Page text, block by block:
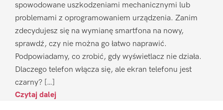
spowodowane uszkodzeniami mechanicznymi lub
problemami z oprogramowaniem urządzenia. Zanim
zdecydujesz się na wymianę smartfona na nowy,
sprawdź, czy nie można go łatwo naprawić.
Podpowiadamy, co zrobić, gdy wyświetlacz nie działa.
Dlaczego telefon włącza się, ale ekran telefonu jest
czarny? […]
Czytaj dalej